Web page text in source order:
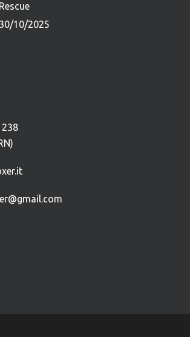
Rescue
30/10/2025